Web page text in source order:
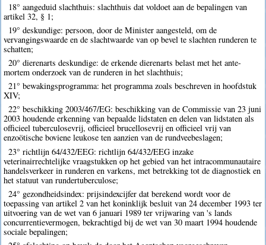
18° aangeduid slachthuis: slachthuis dat voldoet aan de bepalingen van
artikel 32, § 1;
19° deskundige: persoon, door de Minister aangesteld, om de
vervangingswaarde en de slachtwaarde van op bevel te slachten runderen te
schatten;
20° dierenarts deskundige: de erkende dierenarts belast met het ante-
mortem onderzoek van de runderen in het slachthuis;
21° bewakingsprogramma: het programma zoals beschreven in hoofdstuk
XIV;
22° beschikking 2003/467/EG: beschikking van de Commissie van 23 juni
2003 houdende erkenning van bepaalde lidstaten en delen van lidstaten als
officieel tuberculosevrij, officieel brucellosevrij en officieel vrij van
enzoötische boviene leukose ten aanzien van de rundveebeslagen;
23° richtlijn 64/432/EEG: richtlijn 64/432/EEG inzake
veterinairrechtelijke vraagstukken op het gebied van het intracommunautaire
handelsverkeer in runderen en varkens, met betrekking tot de diagnostiek en
het statuut van rundertuberculose;
24° gezondheidsindex: prijsindexcijfer dat berekend wordt voor de
toepassing van artikel 2 van het koninklijk besluit van 24 december 1993 ter
uitvoering van de wet van 6 januari 1989 ter vrijwaring van 's lands
concurrentievermogen, bekrachtigd bij de wet van 30 maart 1994 houdende
sociale bepalingen;